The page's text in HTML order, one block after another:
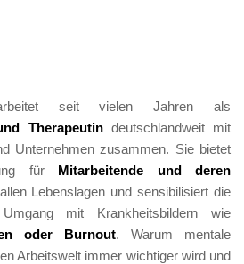
seit vielen Jahren als
Therapeutin deutschlandweit mit
Unternehmen zusammen. Sie bietet
für
Mitarbeitende und deren
Lebenslagen und sensibilisiert die
oder Burnout. Warum mentale
Arbeitswelt immer wichtiger wird und